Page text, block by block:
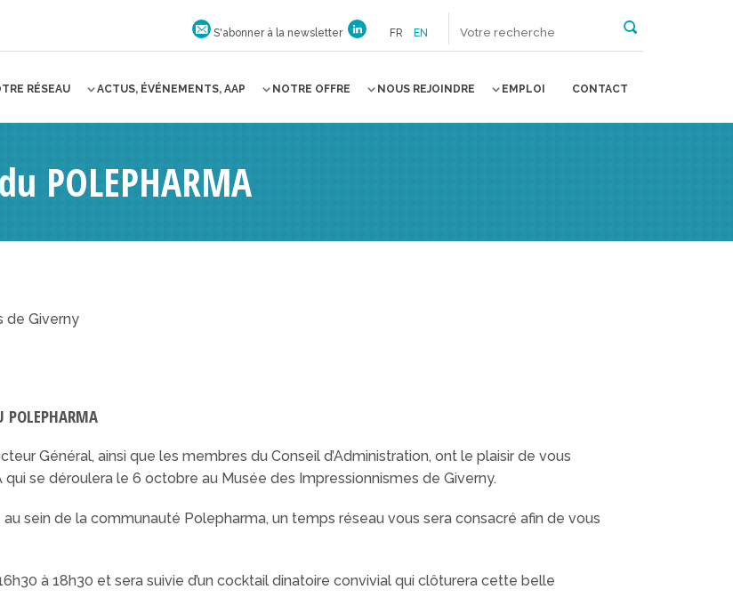
S'abonner à la newsletter FR EN
RÉSEAU ACTUS, ÉVÉNEMENTS, AAP NOTRE OFFRE NOUS REJOINDRE EMPLOI CONTACT
POLEPHARMA
de Giverny
POLEPHARMA
Général, ainsi que les membres du Conseil d’Administration, ont le plaisir de vous
qui se déroulera le 6 octobre au Musée des Impressionnismes de Giverny.
sein de la communauté Polepharma, un temps réseau vous sera consacré afin de vous
à 18h30 et sera suivie d’un cocktail dinatoire convivial qui clôturera cette belle